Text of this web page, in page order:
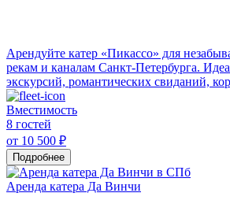
Арендуйте катер «Пикассо» для
рекам и каналам Санкт-Петербурга.
экскурсий, романтических свиданий,
Вместимость
8 гостей
от 10 500 ₽
Подробнее
Аренда катера Да Винчи